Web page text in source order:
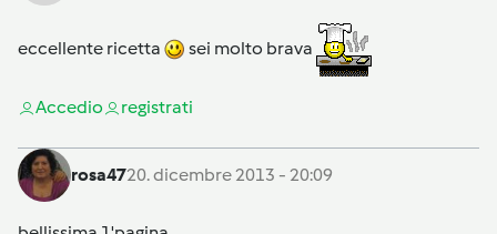
eccellente ricetta sei molto brava
Accedio registrati
rosa4720. dicembre 2013 - 20:09